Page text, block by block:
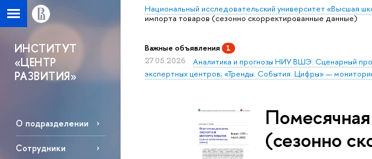
Национальный исследовательский университет «Высшая
импорта товаров (сезонно скорректированные данные)
ИНСТИТУТ
«ЦЕНТР
РАЗВИТИЯ»
О подразделении
Сотрудники
Важные объявления 1
27.05.2026
Аналитика и прогнозы НИУ ВШЭ: Сценарный
экспертных центров; «Тренды. События. Цифры» —
(сезонно